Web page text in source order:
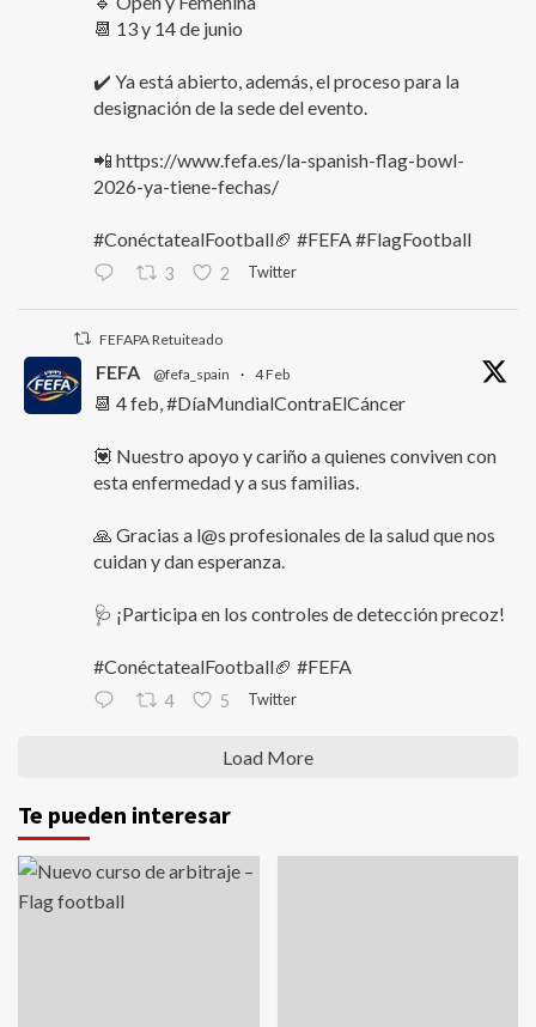
📆 13 y 14 de junio
✔️ Ya está abierto, además, el proceso para la
designación de la sede del evento.
📲 https://www.fefa.es/la-spanish-flag-bowl-
2026-ya-tiene-fechas/
#ConéctatealFootball🏈 #FEFA #FlagFootball
3 2 Twitter
FEFAPA Retuiteado
FEFA @fefa_spain · 4 Feb
📆 4 feb, #DíaMundialContraElCáncer
💟 Nuestro apoyo y cariño a quienes conviven con
esta enfermedad y a sus familias.
🙏 Gracias a l@s profesionales de la salud que nos
cuidan y dan esperanza.
🩺 ¡Participa en los controles de detección precoz!
#ConéctatealFootball🏈 #FEFA
4 5 Twitter
Load More
Te pueden interesar